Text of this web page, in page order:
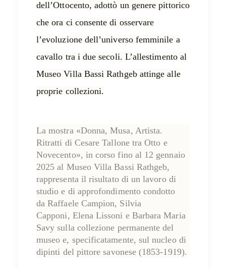
dell’Ottocento, adottò un genere pittorico
che ora ci consente di osservare
l’evoluzione dell’universo femminile a
cavallo tra i due secoli. L’allestimento al
Museo Villa Bassi Rathgeb attinge alle
proprie collezioni.
La mostra «Donna, Musa, Artista.
Ritratti di Cesare Tallone tra Otto e
Novecento», in corsofino al 12 gennaio
2025 al Museo Villa Bassi Rathgeb,
rappresenta il risultato di un lavoro di
studio e di approfondimento condotto
daRaffaele Campion, Silvia
Capponi, Elena Lissoni e Barbara Maria
Savy sulla collezione permanente del
museo e, specificatamente, sul nucleo di
dipinti del pittore savonese (1853-1919).